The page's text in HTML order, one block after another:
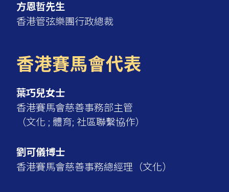
方恩哲先生
香港管弦樂團行政總裁
香港賽馬會代表
葉巧兒女士
香港賽馬會慈善事務部主管
（文化 ; 體育; 社區聯繫協作）
劉可儀博士
香港賽馬會慈善事務總經理（文化）